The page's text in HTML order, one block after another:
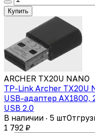
Купить
ARCHER TX20U NANO
TP-Link Archer TX20U
USB-адаптер
USB 2.0
В наличии · 5 шт
1 792 ₽